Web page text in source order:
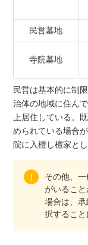
民営墓地
寺院墓地
民営は基本的に制
治体の地域に住ん
上居住している。
められている場合
院に入檀し檀家と
その他、
がいるこ
場合は、
択すること